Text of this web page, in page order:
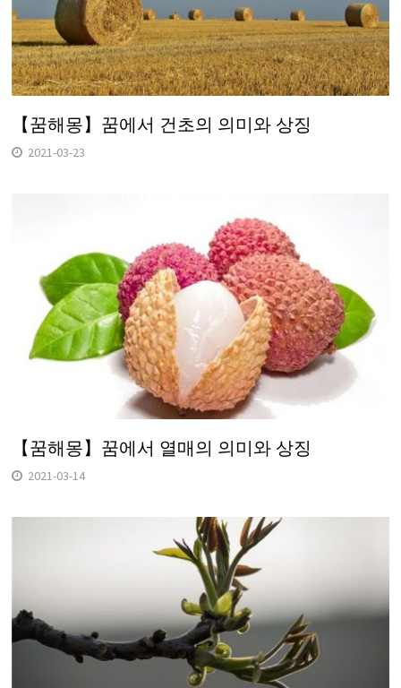
【꿈해몽】꿈에서 건초의 의미와 상징
2021-03-23
【꿈해몽】꿈에서 열매의 의미와 상징
2021-03-14